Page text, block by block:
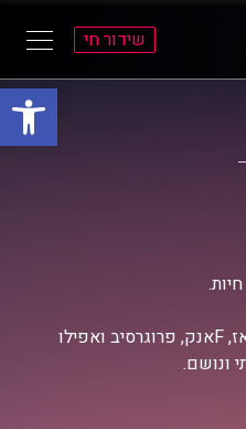
פתח
שידור חי
ג'אם, רוק, בלוז, bluegrass, ג'אז, Fאנק, פרוגרסיב ואפילו
ונושם.